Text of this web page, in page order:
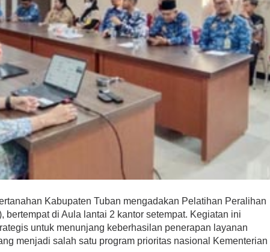
Kabupaten Tuban mengadakan Pelatihan Peralihan
bertempat di Aula lantai 2 kantor setempat. Kegiatan ini
untuk menunjang keberhasilan penerapan layanan
menjadi salah satu program prioritas nasional Kementerian